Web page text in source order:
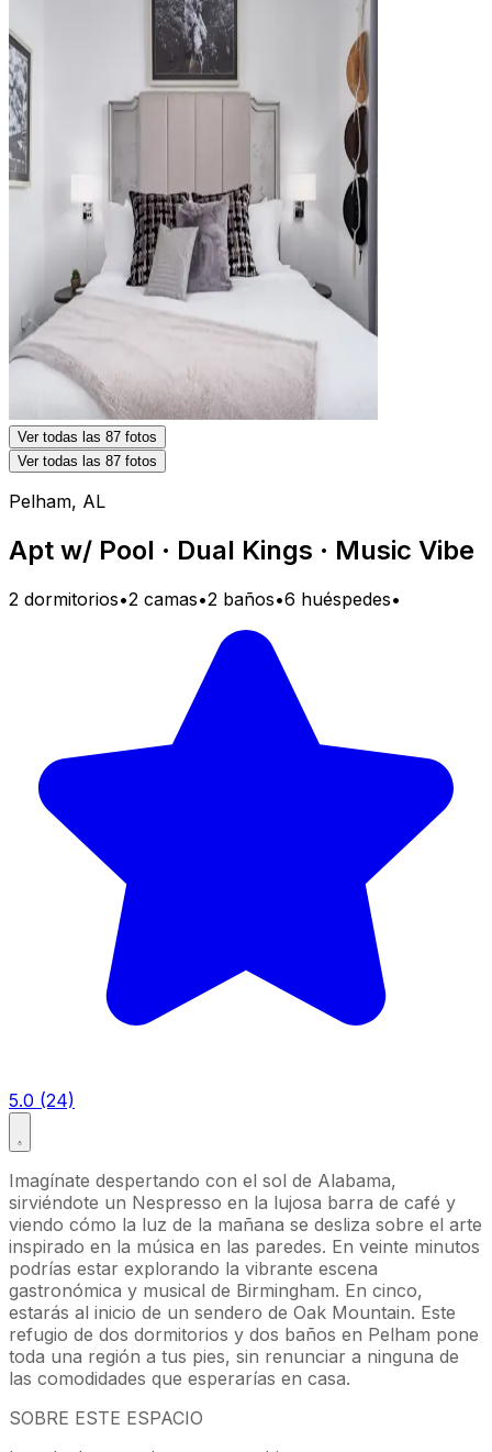
Ver todas las 87 fotos
Ver todas las 87 fotos
Pelham, AL
Apt w/ Pool · Dual Kings · Music Vibe
2 dormitorios•2 camas•2 baños•6 huéspedes•
5.0 (24)
Imagínate despertando con el sol de Alabama,
sirviéndote un Nespresso en la lujosa barra de café y
viendo cómo la luz de la mañana se desliza sobre el arte
inspirado en la música en las paredes. En veinte minutos
podrías estar explorando la vibrante escena
gastronómica y musical de Birmingham. En cinco,
estarás al inicio de un sendero de Oak Mountain. Este
refugio de dos dormitorios y dos baños en Pelham pone
toda una región a tus pies, sin renunciar a ninguna de
las comodidades que esperarías en casa.
SOBRE ESTE ESPACIO